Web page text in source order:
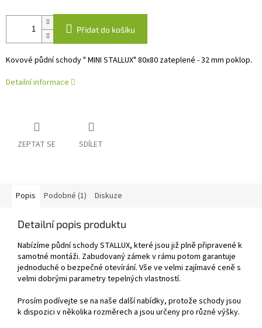
Přidat do košíku
Kovové půdní schody " MINI STALLUX" 80x80 zateplené - 32 mm poklop.
Detailní informace
ZEPTAT SE SDÍLET
Popis Podobné (1) Diskuze
Detailní popis produktu
Nabízíme půdní schody STALLUX, které jsou již plně připravené k
samotné montáži. Zabudovaný zámek v rámu potom garantuje
jednoduché o bezpečné otevírání. Vše ve velmi zajímavé ceně s
velmi dobrými parametry tepelných vlastností.
Prosím podívejte se na naše další nabídky, protože schody jsou
k dispozici v několika rozměrech a jsou určeny pro různé výšky.